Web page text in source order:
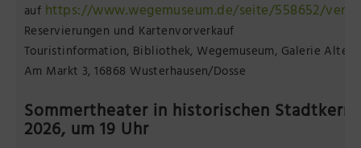
auf https://www.wegemuseum.de/seite/558652/
Reservierungen und Kartenvorverkauf
Touristinformation, Bibliothek, Wegemuseum, Galerie Alter
Am Markt 3, 16868 Wusterhausen/Dosse
Sommertheater in historischen
2026, um 19 Uhr